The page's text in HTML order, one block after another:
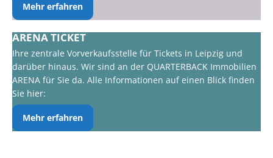
Mehr erfahren
ARENA TICKET
Ihre zentrale Vorverkaufsstelle für Tickets in Leipzig und
darüber hinaus. Wir sind an der QUARTERBACK Immobilien
ARENA für Sie da. Alle Informationen auf einen Blick finden
Sie hier:
Mehr erfahren